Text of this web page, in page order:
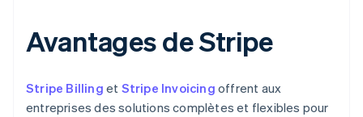
Avantages de Stripe
Stripe Billing et Stripe Invoicing offrent aux
entreprises des solutions complètes et flexibles pour